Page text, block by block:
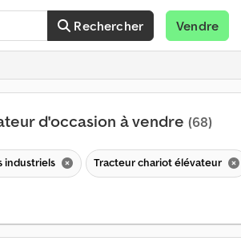
Rechercher Vendre
d'occasion à vendre (68)
industriels Tracteur chariot élévateur